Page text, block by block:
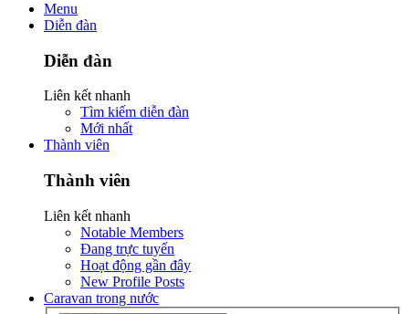
Menu
Diễn đàn
Diễn đàn
Liên kết nhanh
Tìm kiếm diễn đàn
Mới nhất
Thành viên
Thành viên
Liên kết nhanh
Notable Members
Đang trực tuyến
Hoạt động gần đây
New Profile Posts
Caravan trong nước